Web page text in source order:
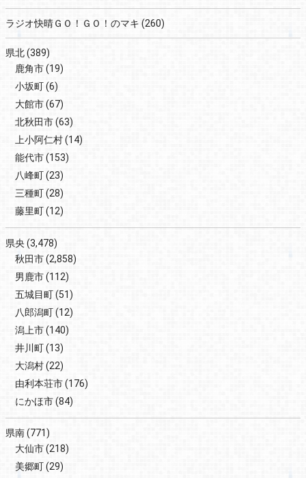
ラジオ快晴ＧＯ！ＧＯ！のマキ (260)
県北(389)
鹿角市(19)
小坂町(6)
大館市(67)
北秋田市(63)
上小阿仁村(14)
能代市(153)
八峰町(23)
三種町(28)
藤里町(12)
県央(3,478)
秋田市(2,858)
男鹿市(112)
五城目町(51)
八郎潟町(12)
潟上市(140)
井川町(13)
大潟村(22)
由利本荘市(176)
にかほ市(84)
県南(771)
大仙市(218)
美郷町(29)